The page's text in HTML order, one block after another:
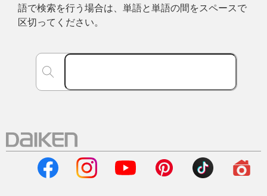
語で検索を行う場合は、単語と単語の間をスペースで
区切ってください。